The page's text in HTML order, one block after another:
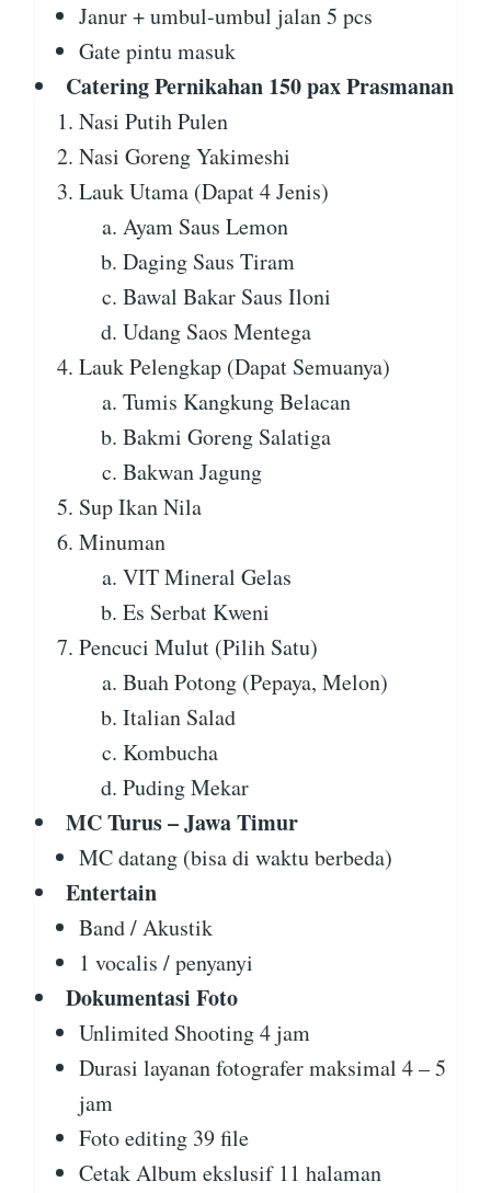
Janur + umbul-umbul jalan 5 pcs
Gate pintu masuk
Catering Pernikahan 150 pax Prasmanan
Nasi Putih Pulen
Nasi Goreng Yakimeshi
Lauk Utama (Dapat 4 Jenis)
Ayam Saus Lemon
Daging Saus Tiram
Bawal Bakar Saus Iloni
Udang Saos Mentega
Lauk Pelengkap (Dapat Semuanya)
Tumis Kangkung Belacan
Bakmi Goreng Salatiga
Bakwan Jagung
Sup Ikan Nila
Minuman
VIT Mineral Gelas
Es Serbat Kweni
Pencuci Mulut (Pilih Satu)
Buah Potong (Pepaya, Melon)
Italian Salad
Kombucha
Puding Mekar
MC Turus – Jawa Timur
MC datang (bisa di waktu berbeda)
Entertain
Band / Akustik
1 vocalis / penyanyi
Dokumentasi Foto
Unlimited Shooting 4 jam
Durasi layanan fotografer maksimal 4 – 5
jam
Foto editing 39 file
Cetak Album ekslusif 11 halaman